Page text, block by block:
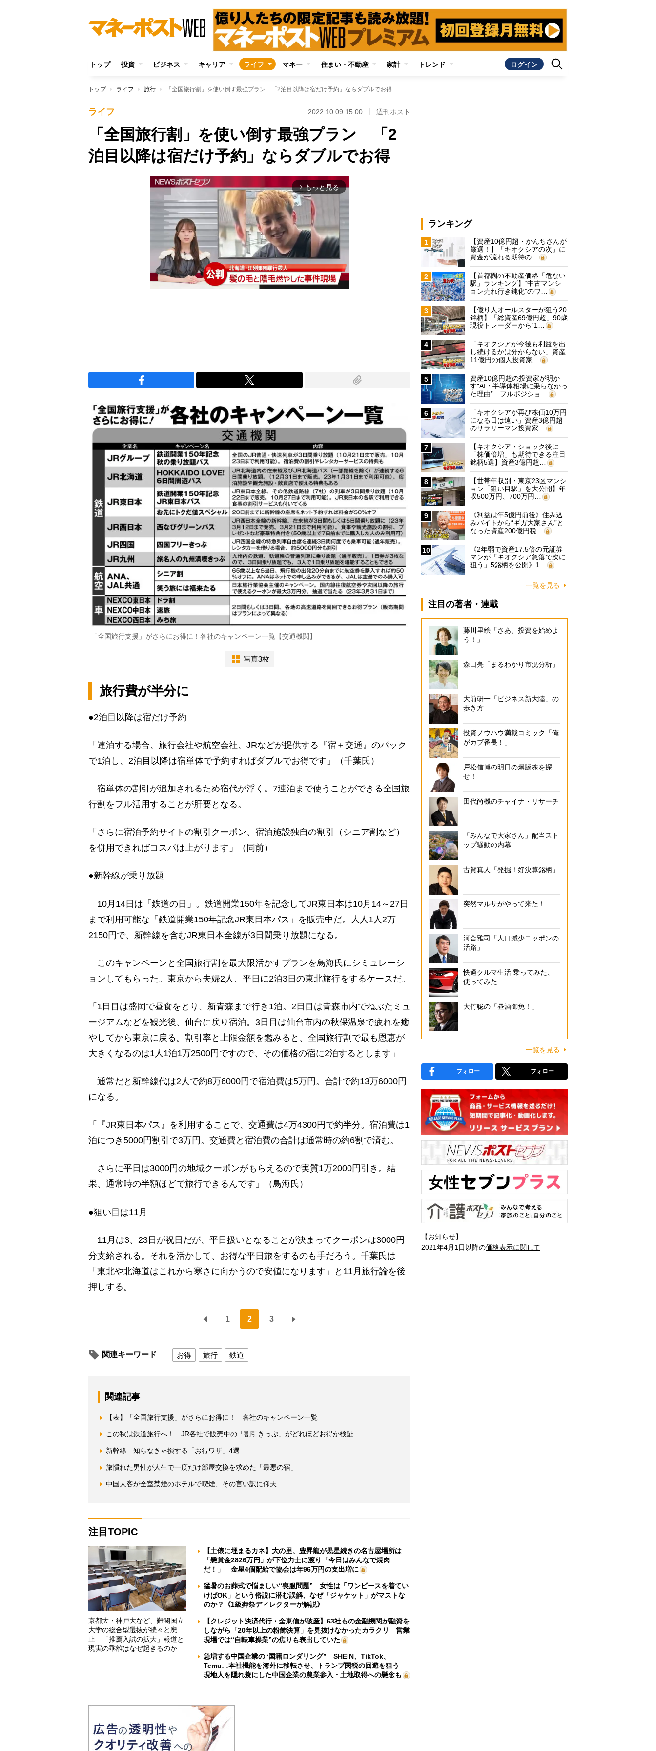
トップ 投資 ビジネス キャリア ライフ マネー 住まい・不動産 家計 トレンド ログイン
トップ ライフ 旅行 「全国旅行割」を使い倒す最強プラン 「2泊目以降は宿だけ予約」ならダブルでお得
ライフ 2022.10.09 15:00 週刊ポスト
「全国旅行割」を使い倒す最強プラン 「2
泊目以降は宿だけ予約」ならダブルでお得
arrow_forward_ios もっと見る
「全国旅行支援」がさらにお得に！各社のキャンペーン一覧【交通機関】
写真3枚
旅行費が半分に
●2泊目以降は宿だけ予約
「連泊する場合、旅行会社や航空会社、JRなどが提供する『宿＋交通』のパック
で1泊し、2泊目以降は宿単体で予約すればダブルでお得です」（千葉氏）
宿単体の割引が追加されるため宿代が浮く。7連泊まで使うことができる全国旅
行割をフル活用することが肝要となる。
「さらに宿泊予約サイトの割引クーポン、宿泊施設独自の割引（シニア割など）
を併用できればコスパは上がります」（同前）
●新幹線が乗り放題
10月14日は「鉄道の日」。鉄道開業150年を記念してJR東日本は10月14～27日
まで利用可能な「鉄道開業150年記念JR東日本パス」を販売中だ。大人1人2万
2150円で、新幹線を含むJR東日本全線が3日間乗り放題になる。
このキャンペーンと全国旅行割を最大限活かすプランを鳥海氏にシミュレーシ
ョンしてもらった。東京から夫婦2人、平日に2泊3日の東北旅行をするケースだ。
「1日目は盛岡で昼食をとり、新青森まで行き1泊。2日目は青森市内でねぶたミュ
ージアムなどを観光後、仙台に戻り宿泊。3日目は仙台市内の秋保温泉で疲れを癒
やしてから東京に戻る。割引率と上限金額を鑑みると、全国旅行割で最も恩恵が
大きくなるのは1人1泊1万2500円ですので、その価格の宿に2泊するとします」
通常だと新幹線代は2人で約8万6000円で宿泊費は5万円。合計で約13万6000円
になる。
「『JR東日本パス』を利用することで、交通費は4万4300円で約半分。宿泊費は1
泊につき5000円割引で3万円。交通費と宿泊費の合計は通常時の約6割で済む。
さらに平日は3000円の地域クーポンがもらえるので実質1万2000円引き。結
果、通常時の半額ほどで旅行できるんです」（鳥海氏）
●狙い目は11月
11月は3、23日が祝日だが、平日扱いとなることが決まってクーポンは3000円
分支給される。それを活かして、お得な平日旅をするのも手だろう。千葉氏は
「東北や北海道はこれから寒さに向かうので安値になります」と11月旅行論を後
押しする。
1 2 3
関連キーワード お得 旅行 鉄道
関連記事
【表】「全国旅行支援」がさらにお得に！ 各社のキャンペーン一覧
この秋は鉄道旅行へ！ JR各社で販売中の「割引きっぷ」がどれほどお得か検証
新幹線 知らなきゃ損する「お得ワザ」4選
旅慣れた男性が人生で一度だけ部屋交換を求めた「最悪の宿」
中国人客が全室禁煙のホテルで喫煙、その言い訳に仰天
注目TOPIC
京都大・神戸大など、難関国立
大学の総合型選抜が続々と廃
止 「推薦入試の拡大」報道と
現実の乖離はなぜ起きるのか
【土俵に埋まるカネ】大の里、豊昇龍が黒星続きの名古屋場所は
「懸賞金2826万円」が下位力士に渡り「今日はみんなで焼肉
だ！」 金星4個配給で協会は年96万円の支出増に
猛暑のお葬式で悩ましい“喪服問題” 女性は「ワンピースを着てい
けばOK」という俗説に潜む誤解、なぜ「ジャケット」がマストな
のか？《1級葬祭ディレクターが解説》
【クレジット決済代行・全東信が破産】63社もの金融機関が融資を
しながら「20年以上の粉飾決算」を見抜けなかったカラクリ 営業
現場では“自転車操業”の焦りも表出していた
急増する中国企業の“国籍ロンダリング” SHEIN、TikTok、
Temu…本社機能を海外に移転させ、トランプ関税の回避を狙う
現地人を隠れ蓑にした中国企業の農業参入・土地取得への懸念も
ランキング
1
【資産10億円超・かんちさんが
厳選！】「キオクシアの次」に
資金が流れる期待の…
2
【首都圏の不動産価格「危ない
駅」ランキング】“中古マンシ
ョン売れ行き鈍化”のワ…
3
【億り人オールスターが狙う20
銘柄】「総資産69億円超」90歳
現役トレーダーから“1…
4
「キオクシアが今後も利益を出
し続けるかは分からない」資産
11億円の個人投資家…
5
資産10億円超の投資家が明か
す“AI・半導体相場に乗らなかっ
た理由” フルポジショ…
6
「キオクシアが再び株価10万円
になる日は遠い」資産3億円超
のサラリーマン投資家…
7
【キオクシア・ショック後に
「株価倍増」も期待できる注目
銘柄5選】資産3億円超…
8
【世帯年収別・東京23区マンシ
ョン「狙い目駅」を大公開】年
収500万円、700万円…
9
《利益は年5億円前後》住み込
みバイトから“ギガ大家さん”と
なった資産200億円税…
10
《2年弱で資産17.5倍の元証券
マンが「キオクシア急落で次に
狙う」5銘柄を公開》1…
一覧を見る
注目の著者・連載
藤川里絵「さあ、投資を始めよ
う！」
森口亮「まるわかり市況分析」
大前研一「ビジネス新大陸」の
歩き方
投資ノウハウ満載コミック「俺
がカブ番長！」
戸松信博の明日の爆騰株を探
せ！
田代尚機のチャイナ・リサーチ
「みんなで大家さん」配当スト
ップ騒動の内幕
古賀真人「発掘！好決算銘柄」
突然マルサがやって来た！
河合雅司「人口減少ニッポンの
活路」
快適クルマ生活 乗ってみた、
使ってみた
大竹聡の「昼酒御免！」
一覧を見る
フォロー フォロー
【お知らせ】
2021年4月1日以降の価格表示に関して